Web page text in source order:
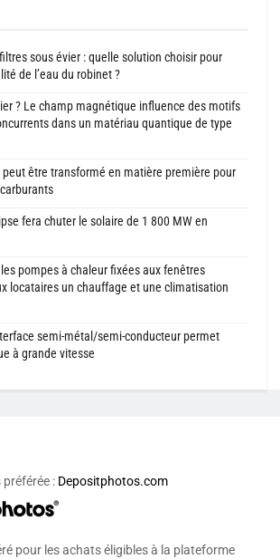
sous évier : quelle solution choisir pour
de l’eau du robinet ?
? Le champ magnétique influence des motifs
dans un matériau quantique de type
peut être transformé en matière première pour
fera chuter le solaire de 1 800 MW en
pompes à chaleur fixées aux fenêtres
locataires un chauffage et une climatisation
semi-métal/semi-conducteur permet
à grande vitesse
: Depositphotos.com
pour les achats éligibles à la plateforme